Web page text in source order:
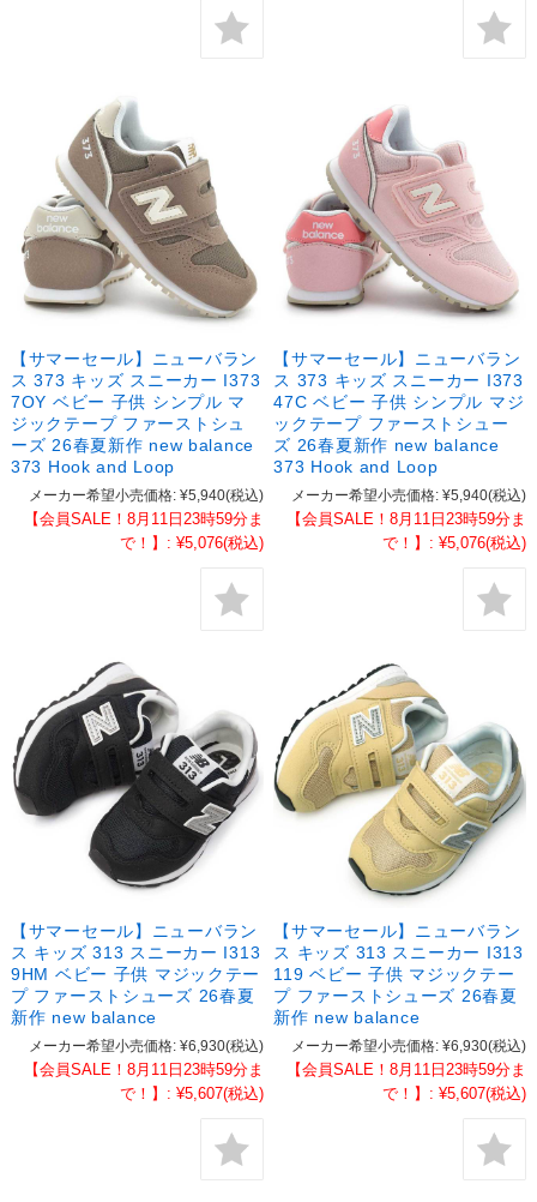
【サマーセール】ニューバラン
ス 373 キッズ スニーカー I373
7OY ベビー 子供 シンプル マ
ジックテープ ファーストシュ
ーズ 26春夏新作 new balance
373 Hook and Loop
メーカー希望小売価格: ¥5,940(税込)
【会員SALE！8月11日23時59分ま
で！】: ¥5,076(税込)
【サマーセール】ニューバラン
ス 373 キッズ スニーカー I373
47C ベビー 子供 シンプル マジ
ックテープ ファーストシュー
ズ 26春夏新作 new balance
373 Hook and Loop
メーカー希望小売価格: ¥5,940(税込)
【会員SALE！8月11日23時59分ま
で！】: ¥5,076(税込)
【サマーセール】ニューバラン
ス キッズ 313 スニーカー I313
9HM ベビー 子供 マジックテー
プ ファーストシューズ 26春夏
新作 new balance
メーカー希望小売価格: ¥6,930(税込)
【会員SALE！8月11日23時59分ま
で！】: ¥5,607(税込)
【サマーセール】ニューバラン
ス キッズ 313 スニーカー I313
119 ベビー 子供 マジックテー
プ ファーストシューズ 26春夏
新作 new balance
メーカー希望小売価格: ¥6,930(税込)
【会員SALE！8月11日23時59分ま
で！】: ¥5,607(税込)